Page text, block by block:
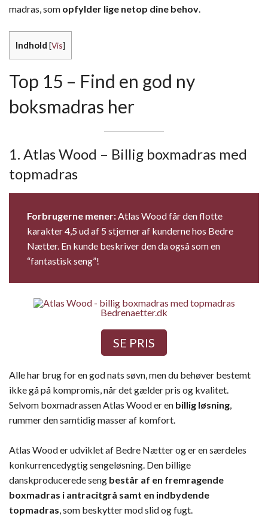
madras, som opfylder lige netop dine behov.
Indhold [Vis]
Top 15 – Find en god ny
boksmadras her
1. Atlas Wood – Billig boxmadras med
topmadras
Forbrugerne mener:Atlas Wood får den flotte
karakter 4,5 ud af 5 stjerner af kunderne hos Bedre
Nætter. En kunde beskriver den da også som en
“fantastisk seng”!
Bedrenaetter.dk
SE PRIS
Alle har brug for en god nats søvn, men du behøver bestemt
ikke gå på kompromis, når det gælder pris og kvalitet.
Selvom boxmadrassen Atlas Wood er en billig løsning
rummer den samtidig masser af komfort.
Atlas Wood er udviklet af Bedre Nætter og er en særdeles
konkurrencedygtig sengeløsning. Den billige
danskproducerede seng består af en fremragende
boxmadras i antracitgrå samt en indbydende
topmadras , som beskytter mod slid og fugt.